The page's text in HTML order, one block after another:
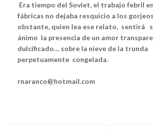
Era tiempo del Soviet, el trabajo febril
fábricas no dejaba resquicio a los
obstante, quien lea ese relato, sentirá
ánimo la presencia de un amor
dulcificado… sobre la nieve de la trunda
perpetuamente congelada.
rnaranco@hotmail.com